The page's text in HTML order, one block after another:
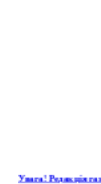
Увага! Редакція